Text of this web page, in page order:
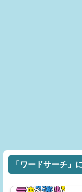
「ワードサーチ」